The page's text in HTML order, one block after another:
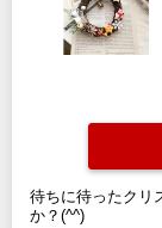
待ちに待ったクリ
か？(^^)